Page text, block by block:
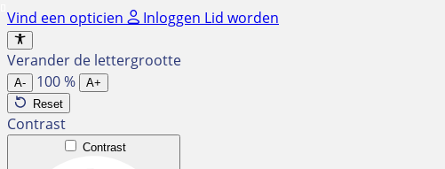
Ga
naar
de
inhoud
Vind een opticien Inloggen Lid worden
Verander de lettergrootte
A- 100%
A+
Reset
Contrast
Contrast